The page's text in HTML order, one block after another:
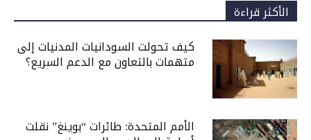
الأكثر قراءة
كيف تحولت السودانيات المدنيات إلى
متهمات بالتعاون مع الدعم السريع؟
الأمم المتحدة: طائرات “بوينغ” نقلت